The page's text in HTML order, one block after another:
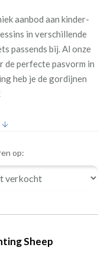
aanbod aan kinder-
in verschillende
passends bij. Al onze
de perfecte pasvorm in
heb je de gordijnen
op:
Sheep